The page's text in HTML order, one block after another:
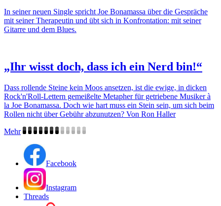
In seiner neuen Single spricht Joe Bonamassa über die Gespräche
mit seiner Therapeutin und übt sich in Konfrontation: mit seiner
Gitarre und dem Blues.
„Ihr wisst doch, dass ich ein Nerd bin!“
Dass rollende Steine kein Moos ansetzen, ist die ewige, in dicken
Rock'n'Roll-Lettern gemeißelte Metapher für getriebene Musiker à
la Joe Bonamassa. Doch wie hart muss ein Stein sein, um sich beim
Rollen nicht über Gebühr abzunutzen? Von Ron Haller
Mehr
Facebook
Instagram
Threads